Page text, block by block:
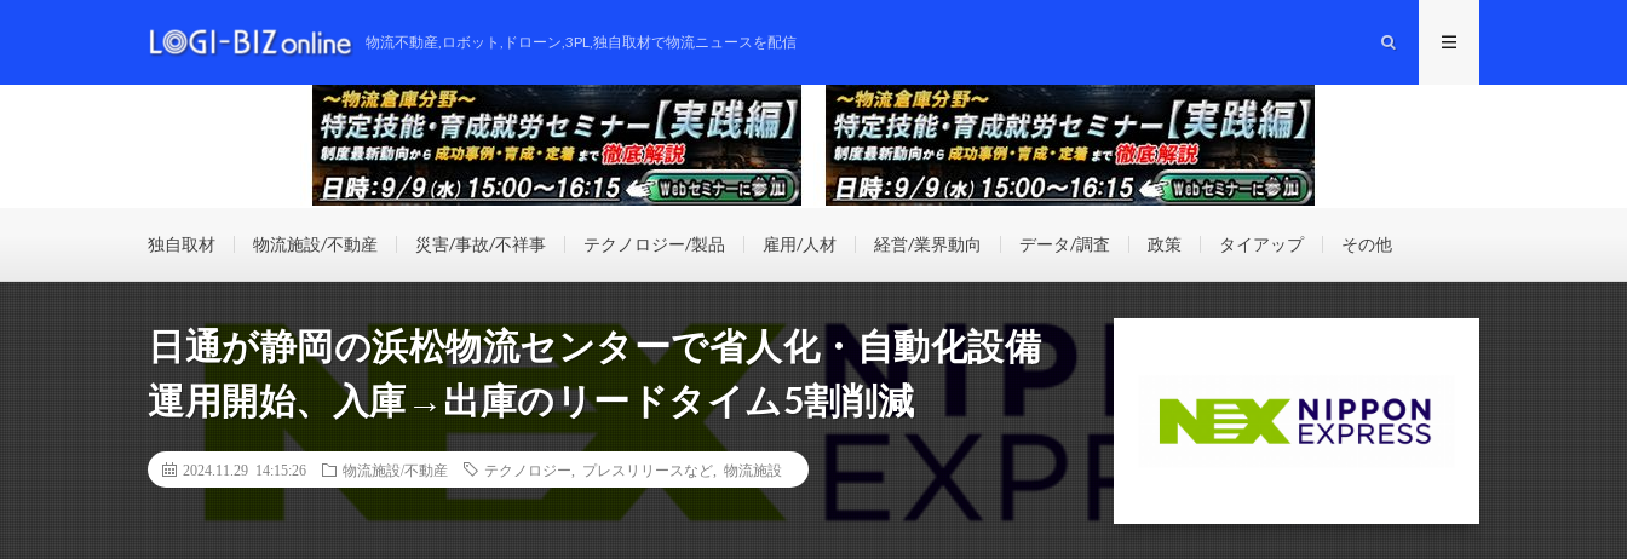
物流不動産,ロボット,ドローン,3PL,独自取材で物流ニュースを配信
独自取材 物流施設/不動産 災害/事故/不祥事 テクノロジー/製品 雇用/人材 経営/業界動向 データ/調査 政策 タイアップ その他
日通が静岡の浜松物流センターで省人化・自動化設備
運用開始、入庫→出庫のリードタイム5割削減
2024.11.29 14:15:26 物流施設/不動産 テクノロジー プレスリリースなど 物流施設